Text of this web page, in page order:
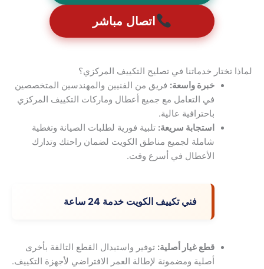
اتصال مباشر
لماذا تختار خدماتنا في تصليح التكييف المركزي؟
خبرة واسعة: فريق من الفنيين والمهندسين المتخصصين
في التعامل مع جميع أعطال وماركات التكييف المركزي
باحترافية عالية.
استجابة سريعة: تلبية فورية لطلبات الصيانة وتغطية
شاملة لجميع مناطق الكويت لضمان راحتك وتدارك
الأعطال في أسرع وقت.
فني تكييف الكويت خدمة 24 ساعة
قطع غيار أصلية: توفير واستبدال القطع التالفة بأخرى
أصلية ومضمونة لإطالة العمر الافتراضي لأجهزة التكييف.